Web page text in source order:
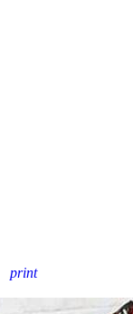
print